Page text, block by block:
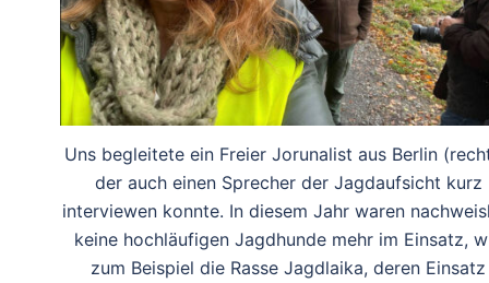
Uns begleitete ein Freier Jorunalist aus Berlin
der auch einen Sprecher der Jagdaufsicht kurz
interviewen konnte. In diesem Jahr waren
keine hochläufigen Jagdhunde mehr im Einsatz,
zum Beispiel die Rasse Jagdlaika, deren Einsatz